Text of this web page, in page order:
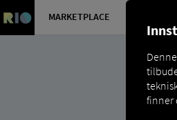
MARKETPLACE
finner